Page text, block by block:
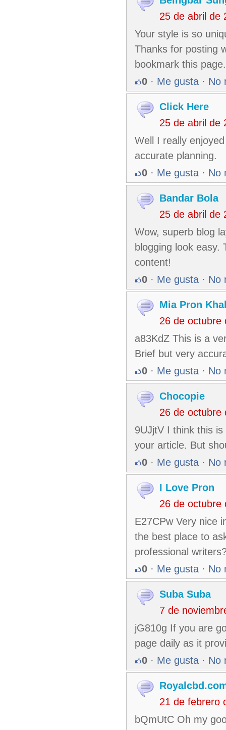
25 de abril de
Your style is so
Thanks for posting
bookmark this page.
0 · Me gusta · No
Click Here
25 de abril de
Well I really
accurate planning.
0 · Me gusta · No
Bandar Bola
25 de abril de
Wow, superb blog
blogging look
content!
0 · Me gusta · No
Mia Pron
26 de octubre
a83KdZ This is a
Brief but very
0 · Me gusta · No
Chocopie
26 de octubre
9UJjtV I think this
your article. But
0 · Me gusta · No
I Love Pron
26 de octubre
E27CPw Very nice
the best place to
professional
0 · Me gusta · No
Suba Suba
7 de
jG810g If you are
page daily as it
0 · Me gusta · No
21 de febrero
bQmUtC Oh my